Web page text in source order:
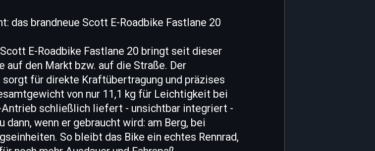
das brandneue Scott E-Roadbike Fastlane 20
E-Roadbike Fastlane 20 bringt seit dieser
auf den Markt bzw. auf die Straße. Der
für direkte Kraftübertragung und präzises
von nur 11,1 kg für Leichtigkeit bei
schließlich liefert - unsichtbar integriert -
dann, wenn er gebraucht wird: am Berg, bei
So bleibt das Bike ein echtes Rennrad,